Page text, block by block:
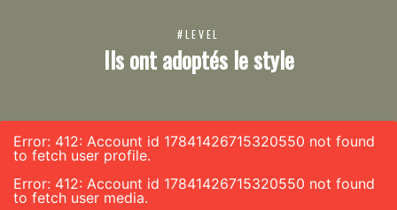
#LEVEL
Ils ont adoptés le style
Error: 412: Account id 17841426715320550 not found
to fetch user profile.
Error: 412: Account id 17841426715320550 not found
to fetch user media.